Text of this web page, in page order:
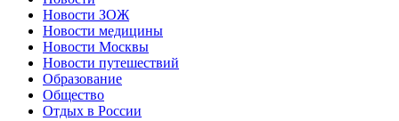
Новости ЗОЖ
Новости медицины
Новости Москвы
Новости путешествий
Образование
Общество
Отдых в России